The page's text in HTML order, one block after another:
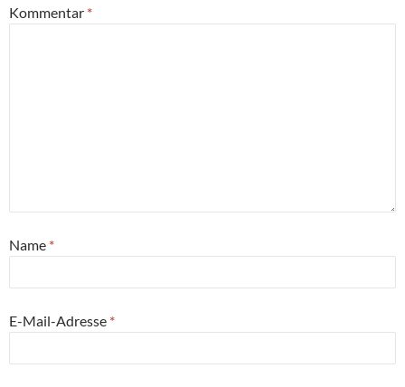
Kommentar *
Name *
E-Mail-Adresse *